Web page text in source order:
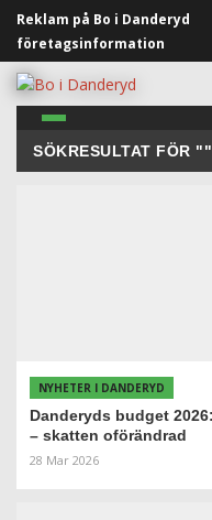
Reklam på Bo i Danderyd
företagsinformation
SÖKRESULTAT FÖR ""
NYHETER I DANDERYD
Danderyds budget
– skatten oförändrad
28 Mar 2026